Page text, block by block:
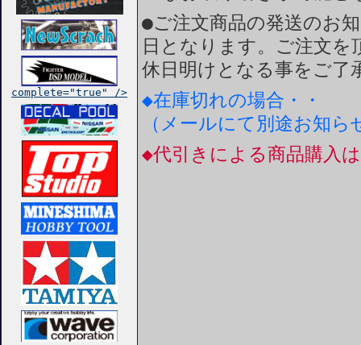
complete="true" />
●ご注文商品の発送のお
日となります。ご注文を
休日明けとなる事をご了
◆在庫切れの場合・・
（メールにて別途お知
◆代引きによる商品購入